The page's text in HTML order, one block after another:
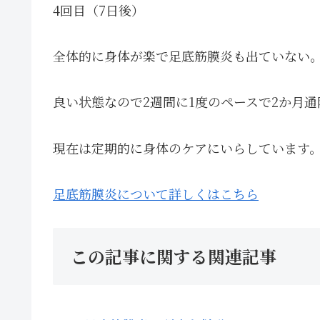
4回目（7日後）
全体的に身体が楽で足底筋膜炎も出ていない。
良い状態なので2週間に1度のペースで2か月通
現在は定期的に身体のケアにいらしています。
足底筋膜炎について詳しくはこちら
この記事に関する関連記事